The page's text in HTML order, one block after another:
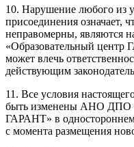
10. Нарушение любого из
присоединения означает,
неправомерны,
«Образовательный центр
может влечь
действующим
11. Все условия
быть изменены АНО ДПО
ГАРАНТ» в
с момента размещения